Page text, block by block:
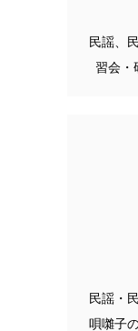
民謡、
習会・
民謡・
唄囃子